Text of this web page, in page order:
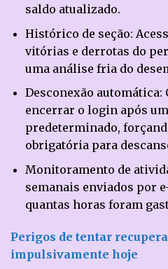
saldo atualizado.
Histórico de seção:
vitórias e derrotas do
uma análise fria do
Desconexão
encerrar o login após
predeterminado,
obrigatória para
Monitoramento de
semanais enviados por
quantas horas foram
Perigos de tentar
impulsivamente hoje